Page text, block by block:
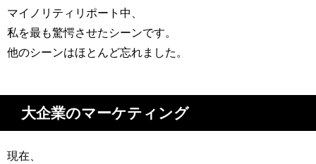
マイノリティリポート中、
私を最も驚愕させたシーンです。
他のシーンはほとんど忘れました。
大企業のマーケティング
現在、